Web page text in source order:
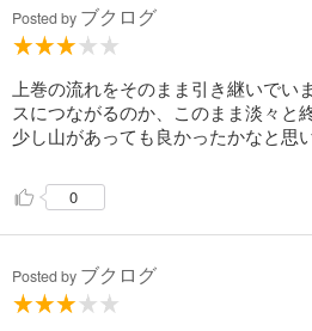
Posted by ブクログ
上巻の流れをそのまま引き継いでい
スにつながるのか、このまま淡々と
少し山があっても良かったかなと思い
0
Posted by ブクログ